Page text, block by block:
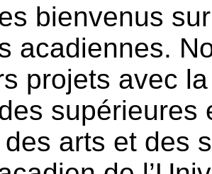
bienvenus
acadiennes.
projets avec
supérieures
arts et des